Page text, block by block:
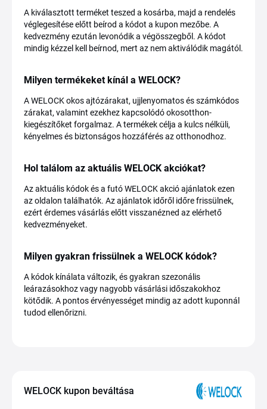
A kiválasztott terméket teszed a kosárba, majd a rendelés
véglegesítése előtt beírod a kódot a kupon mezőbe. A
kedvezmény ezután levonódik a végösszegből. A kódot
mindig kézzel kell beírnod, mert az nem aktiválódik magától.
Milyen termékeket kínál a WELOCK?
A WELOCK okos ajtózárakat, ujjlenyomatos és számkódos
zárakat, valamint ezekhez kapcsolódó okosotthon-
kiegészítőket forgalmaz. A termékek célja a kulcs nélküli,
kényelmes és biztonságos hozzáférés az otthonodhoz.
Hol találom az aktuális WELOCK akciókat?
Az aktuális kódok és a futó WELOCK akció ajánlatok ezen
az oldalon találhatók. Az ajánlatok időről időre frissülnek,
ezért érdemes vásárlás előtt visszanézned az elérhető
kedvezményeket.
Milyen gyakran frissülnek a WELOCK kódok?
A kódok kínálata változik, és gyakran szezonális
leárazásokhoz vagy nagyobb vásárlási időszakokhoz
kötődik. A pontos érvényességet mindig az adott kuponnál
tudod ellenőrizni.
WELOCK kupon beváltása